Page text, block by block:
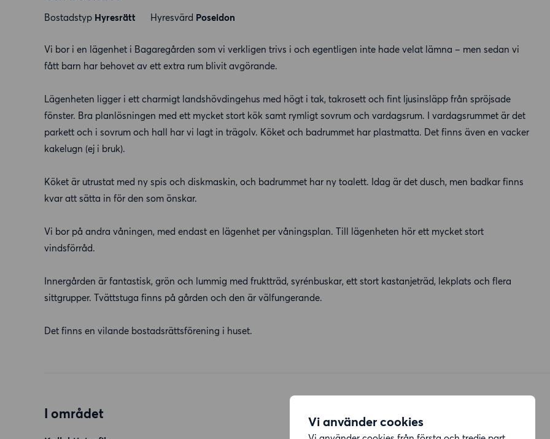
Vi använder cookies
Bostadstyp Hyresrätt Hyresvärd Poseidon
Vi bor i en lägenhet i Bagaregården som vi verkligen trivs i och egentligen inte hade velat lämna – men sedan vi
fått barn har behovet av ett extra rum blivit avgörande.
Lägenheten ligger i ett charmigt landshövdingehus med högt i tak, takrosett och fint ljusinsläpp från spröjsade
fönster. Bra planlösningen med ett mycket stort kök samt rymligt sovrum och vardagsrum. I vardagsrummet är det
parkett och i sovrum och hall har vi lagt in trägolv. Köket och badrummet har plastmatta. Det finns även en vacker
kakelugn (ej i bruk).
Köket är utrustat med ny spis och diskmaskin, och badrummet har ny toalett. Idag är det dusch, men badkar finns
kvar att sätta in för den som önskar.
Vi bor på andra våningen, med endast en lägenhet per våningsplan. Till lägenheten hör ett mycket stort
vindsförråd.
Innergården är fantastisk, grön och lummig med fruktträd, syrénbuskar, ett stort kastanjeträd, lekplats och flera
sittgrupper. Tvättstuga finns på gården och den är välfungerande.
Det finns en vilande bostadsrättsförening i huset.
I området